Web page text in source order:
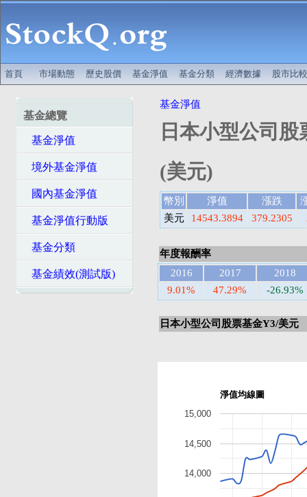
首頁 市場動態 歷史股價 基金淨值 基金分類 經濟數據 股市比較
基金總覽
基金淨值
境外基金淨值
國內基金淨值
基金淨值行動版
基金分類
基金績效(測試版)
基金淨值
日本小型公司股
(美元)
幣別 淨值 漲跌
美元
14543.3894 379.2305
年度報酬率
2016
2017
2018
9.01%
47.29% -26.93%
日本小型公司股票基金Y3/美元
淨值均線圖
14,000
14,500
15,000